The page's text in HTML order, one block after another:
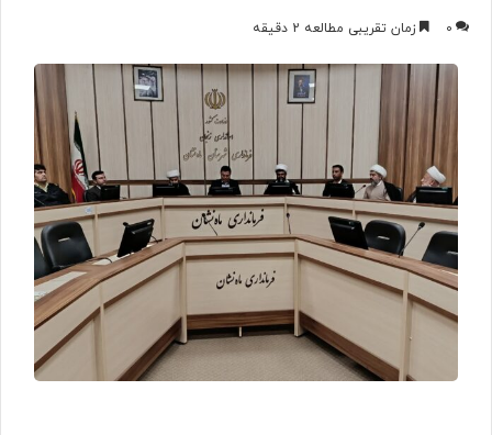
0 زمان تقریبی مطالعه 2 دقیقه